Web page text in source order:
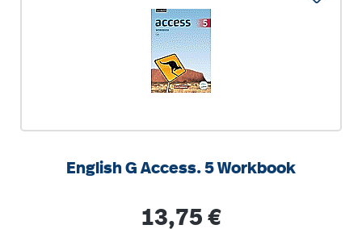
English G Access. 5 Workbook
Regulärer Preis:
13,75 €